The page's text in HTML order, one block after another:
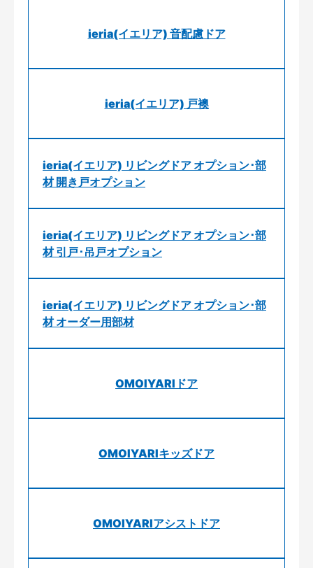
ieria(イエリア) 音配慮ドア
ieria(イエリア) 戸襖
ieria(イエリア) リビングドア オプション･部
材 開き戸オプション
ieria(イエリア) リビングドア オプション･部
材 引戸･吊戸オプション
ieria(イエリア) リビングドア オプション･部
材 オーダー用部材
OMOIYARIドア
OMOIYARIキッズドア
OMOIYARIアシストドア